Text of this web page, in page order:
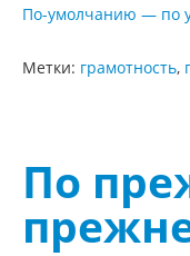
По-умолчанию — по
Метки: грамотность,
По